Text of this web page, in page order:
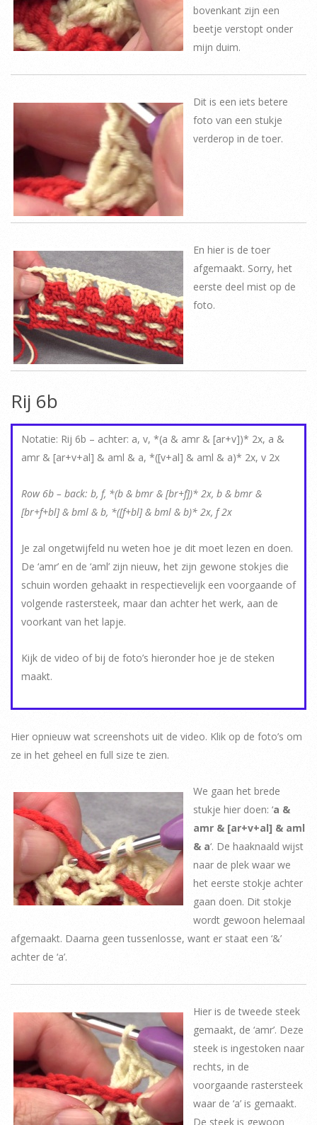
bovenkant zijn een
beetje verstopt onder
mijn duim.
Dit is een iets betere
foto van een stukje
verderop in de toer.
En hier is de toer
afgemaakt. Sorry, het
eerste deel mist op de
foto.
Rij 6b
Notatie: Rij 6b – achter: a, v, *(a & amr & [ar+v])* 2x, a &
amr & [ar+v+al] & aml & a, *([v+al] & aml & a)* 2x, v 2x
Row 6b – back: b, f, *(b & bmr & [br+f])* 2x, b & bmr &
[br+f+bl] & bml & b, *([f+bl] & bml & b)* 2x, f 2x
Je zal ongetwijfeld nu weten hoe je dit moet lezen en doen.
De ‘amr’ en de ‘aml’ zijn nieuw, het zijn gewone stokjes die
schuin worden gehaakt in respectievelijk een voorgaande of
volgende rastersteek, maar dan achter het werk, aan de
voorkant van het lapje.
Kijk de video of bij de foto’s hieronder hoe je de steken
maakt.
Hier opnieuw wat screenshots uit de video. Klik op de foto’s om
ze in het geheel en full size te zien.
We gaan het brede
stukje hier doen: ‘a &
amr & [ar+v+al] & aml
& a‘. De haaknaald wijst
naar de plek waar we
het eerste stokje achter
gaan doen. Dit stokje
wordt gewoon helemaal
afgemaakt. Daarna geen tussenlosse, want er staat een ‘&’
achter de ‘a’.
Hier is de tweede steek
gemaakt, de ‘amr’. Deze
steek is ingestoken naar
rechts, in de
voorgaande rastersteek
waar de ‘a’ is gemaakt.
De steek is gewoon